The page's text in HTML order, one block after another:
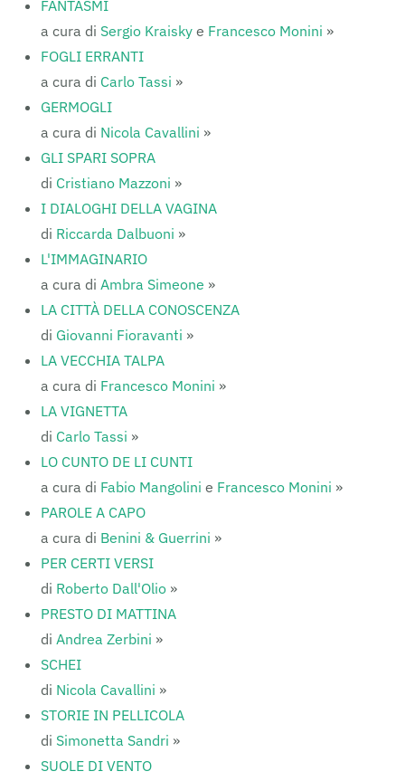
FANTASMI
a cura di Sergio Kraisky e Francesco Monini »
FOGLI ERRANTI
a cura di Carlo Tassi »
GERMOGLI
a cura di Nicola Cavallini »
GLI SPARI SOPRA
di Cristiano Mazzoni »
I DIALOGHI DELLA VAGINA
di Riccarda Dalbuoni »
L'IMMAGINARIO
a cura di Ambra Simeone »
LA CITTÀ DELLA CONOSCENZA
di Giovanni Fioravanti »
LA VECCHIA TALPA
a cura di Francesco Monini »
LA VIGNETTA
di Carlo Tassi »
LO CUNTO DE LI CUNTI
a cura di Fabio Mangolini e Francesco Monini »
PAROLE A CAPO
a cura di Benini & Guerrini »
PER CERTI VERSI
di Roberto Dall'Olio »
PRESTO DI MATTINA
di Andrea Zerbini »
SCHEI
di Nicola Cavallini »
STORIE IN PELLICOLA
di Simonetta Sandri »
SUOLE DI VENTO